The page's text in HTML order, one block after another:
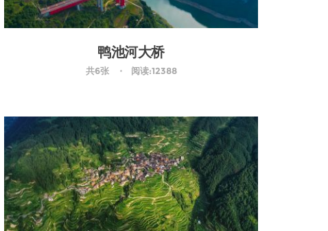
鸭池河大桥
共6张 阅读:12388